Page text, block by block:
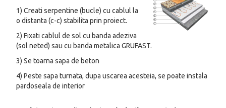
1) Creati serpentine (bucle) cu cablul la
o distanta (c-c) stabilita prin proiect.
2) Fixati cablul de sol cu banda adeziva
(sol neted) sau cu banda metalica GRUFAST.
3) Se toarna sapa de beton
4) Peste sapa turnata, dupa uscarea acesteia, se poate instala
pardoseala de interior